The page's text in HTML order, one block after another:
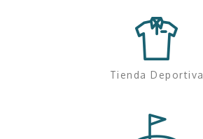
Tienda Deportiva